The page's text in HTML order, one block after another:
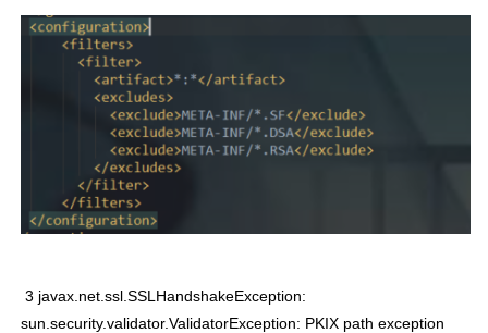
3 javax.net.ssl.SSLHandshakeException:
sun.security.validator.ValidatorException: PKIX path exception